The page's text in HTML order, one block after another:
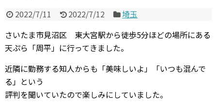
2022/7/11 2022/7/12
埼玉
さいたま市見沼区 東大宮駅から徒歩5分ほどの場所にある
天ぷら「周平」に行ってきました。
近隣に勤務する知人からも「美味しいよ」「いつも混んで
る」という
評判を聞いていたので楽しみにしていました。